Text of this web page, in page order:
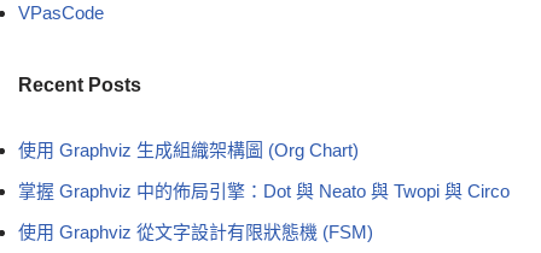
VPasCode
Recent Posts
使用 Graphviz 生成組織架構圖 (Org Chart)
掌握 Graphviz 中的佈局引擎：Dot 與 Neato 與 Twopi 與 Circo
使用 Graphviz 從文字設計有限狀態機 (FSM)